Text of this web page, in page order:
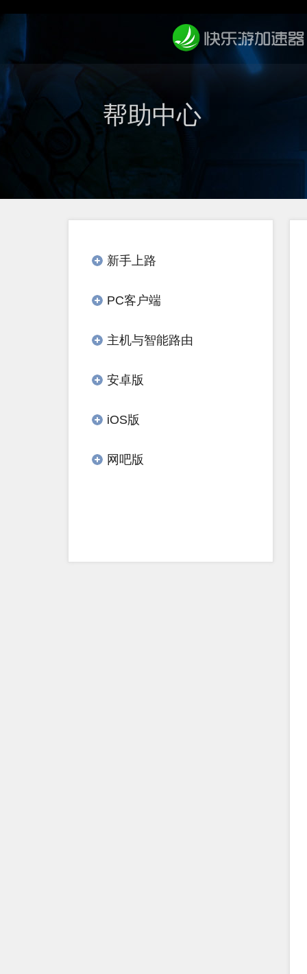
帮助中心
新手上路
PC客户端
主机与智能路由
安卓版
iOS版
网吧版